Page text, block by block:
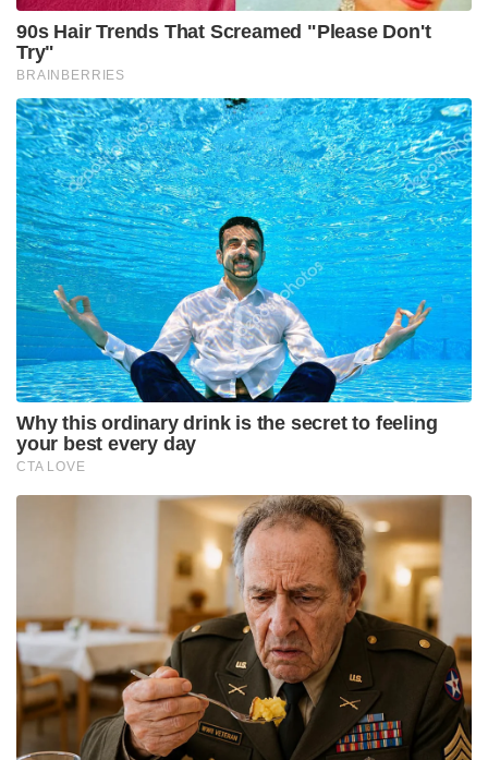
90s Hair Trends That Screamed "Please Don't
Try"
BRAINBERRIES
Why this ordinary drink is the secret to feeling
your best every day
CTA LOVE